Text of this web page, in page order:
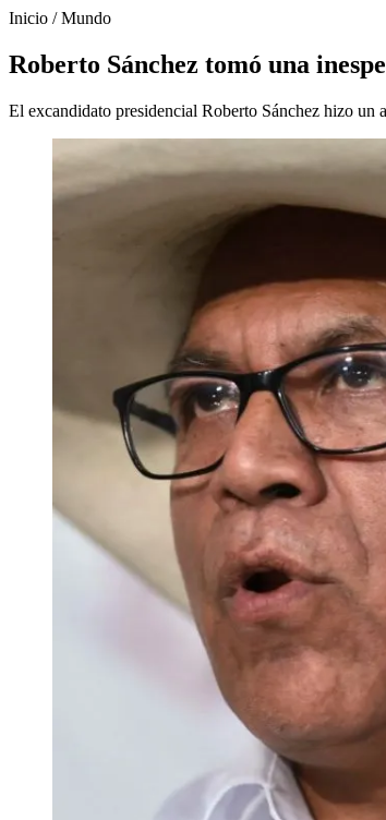
Inicio /Mundo
Roberto Sánchez tomó una
El excandidato presidencial Roberto Sánchez hizo un